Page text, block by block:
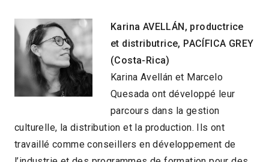
Karina AVELLÁN, productrice
et distributrice, PACÍFICA GREY
(Costa-Rica)
Karina Avellán et Marcelo
Quesada ont développé leur
parcours dans la gestion
culturelle, la distribution et la production. Ils ont
travaillé comme conseillers en développement de